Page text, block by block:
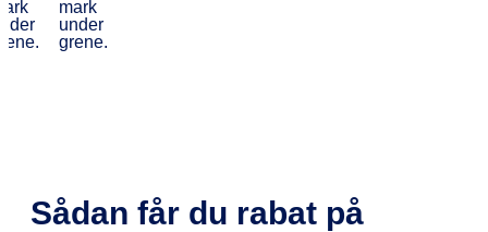
Sådan får du rabat på